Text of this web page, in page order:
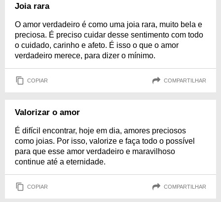
Joia rara
O amor verdadeiro é como uma joia rara, muito bela e
preciosa. É preciso cuidar desse sentimento com todo
o cuidado, carinho e afeto. É isso o que o amor
verdadeiro merece, para dizer o mínimo.
COPIAR COMPARTILHAR
Valorizar o amor
É difícil encontrar, hoje em dia, amores preciosos
como joias. Por isso, valorize e faça todo o possível
para que esse amor verdadeiro e maravilhoso
continue até a eternidade.
COPIAR COMPARTILHAR